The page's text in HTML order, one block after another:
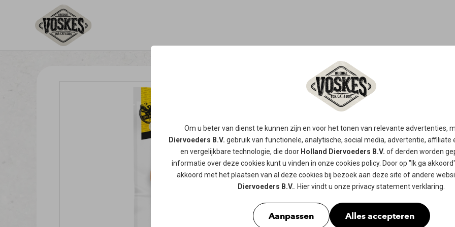
Om u beter van dienst te kunnen zijn en voor het tonen van relevante advertenties,
Diervoeders B.V. gebruik van functionele, analytische, social media, advertentie, affiliate
en vergelijkbare technologie, die door Holland Diervoeders B.V. of derden worden
informatie over deze cookies kunt u vinden in onze cookies policy. Door op "Ik ga
akkoord met het plaatsen van al deze cookies bij bezoek aan deze site of andere
Diervoeders B.V. . Hier vindt u onze privacy statementverklaring.
Aanpassen Alles accepteren
TWIST TRIO
KIP
De VOSKES Trio Twist Kip is een
smakelijke strip van kip en rawhide.
vorm draagt ook bij aan het
Verkrijgbaar in
130gr